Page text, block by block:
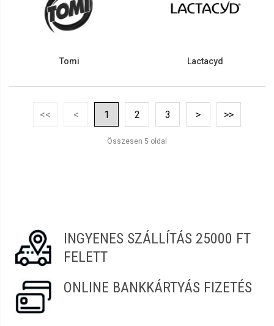
Tomi Lactacyd
<< < 1 2 3 > >>
Összesen 5 oldal
INGYENES SZÁLLÍTÁS 25000 FT
FELETT
ONLINE BANKKÁRTYÁS FIZETÉS